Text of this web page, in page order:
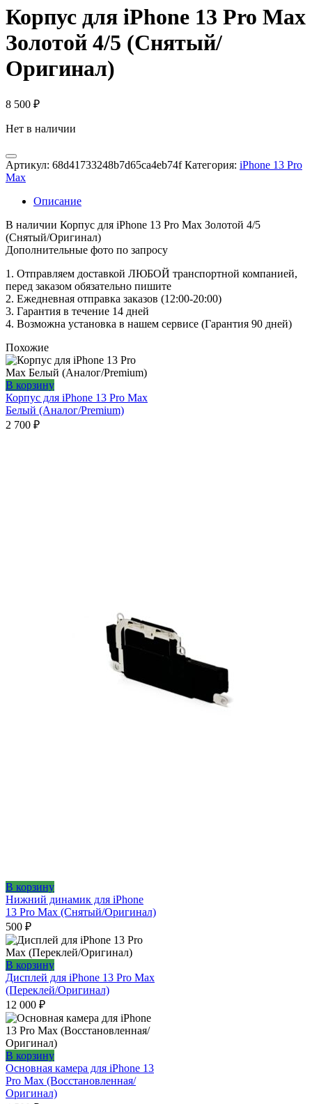
Корпус для iPhone 13 Pro Max
Золотой 4/5 (Снятый/
Оригинал)
8 500 ₽
Нет в наличии
Артикул: 68d41733248b7d65ca4eb74f Категория: iPhone 13 Pro
Max
Описание
В наличии Корпус для iPhone 13 Pro Max Золотой 4/5
(Снятый/Оригинал)
Дополнительные фото по запросу
1. Oтпpавляем доставкой ЛЮБОЙ транспортной компанией,
перед заказом обязательно пишите
2. Ежедневная отправка заказов (12:00-20:00)
3. Гарантия в течение 14 дней
4. Возможна установка в нашем сервисе (Гарантия 90 дней)
Похожие
В корзину
Корпус для iPhone 13 Pro Max
Белый (Аналог/Premium)
2 700 ₽
В корзину
Нижний динамик для iPhone
13 Pro Max (Снятый/Оригинал)
500 ₽
В корзину
Дисплей для iPhone 13 Pro Max
(Переклей/Оригинал)
12 000 ₽
В корзину
Основная камера для iPhone 13
Pro Max (Восстановленная/
Оригинал)